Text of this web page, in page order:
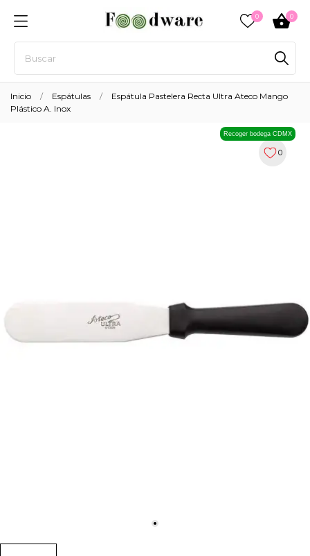
0
0
Inicio Espátulas
Espátula Pastelera Recta Ultra Ateco Mango
Plástico A. Inox
Recoger bodega CDMX
0